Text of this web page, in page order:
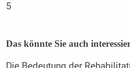
5
Das könnte Sie auch
Die Bedeutung der